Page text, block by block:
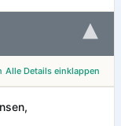
▾
Alle Details einklappen